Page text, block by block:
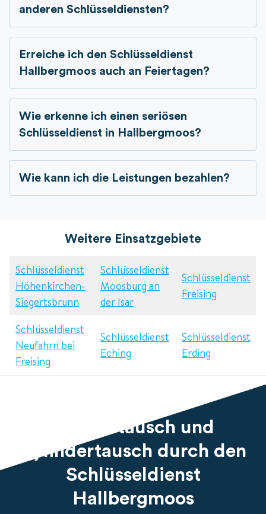
anderen Schlüsseldiensten?
Erreiche ich den Schlüsseldienst
Hallbergmoos auch an Feiertagen?
Wie erkenne ich einen seriösen
Schlüsseldienst in Hallbergmoos?
Wie kann ich die Leistungen bezahlen?
Weitere Einsatzgebiete
Schlüsseldienst
Höhenkirchen-
Siegertsbrunn
Schlüsseldienst
Moosburg an
der Isar
Schlüsseldienst
Freising
Schlüsseldienst
Neufahrn bei
Freising
Schlüsseldienst
Eching
Schlüsseldienst
Erding
Schlosstausch und
Zylindertausch durch den
Schlüsseldienst
Hallbergmoos